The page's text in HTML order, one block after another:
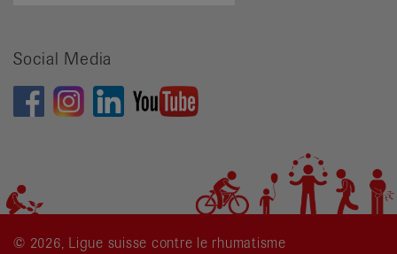
Social Media
© 2026, Ligue suisse contre le rhumatisme